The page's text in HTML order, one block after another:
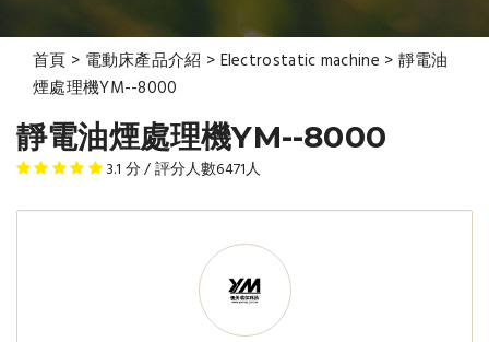
首頁 > 電動床產品介紹 > Electrostatic machine > 靜電油
煙處理機YM--8000
靜電油煙處理機YM--8000
3.1 分 / 評分人數6471人